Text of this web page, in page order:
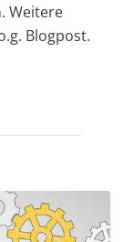
Weitere
Blogpost.